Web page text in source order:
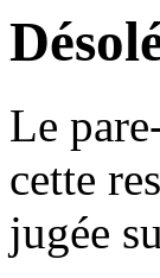
Le
cette
jugée